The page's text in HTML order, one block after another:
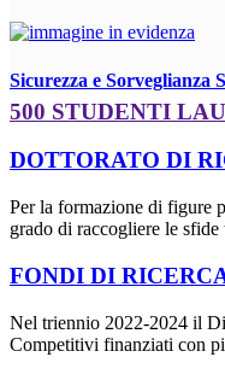
Sicurezza e
500 STUDENTI
DOTTORATO DI
Per la formazione di figure
grado di raccogliere le
FONDI DI
Nel triennio 2022-2024 il
Competitivi finanziati con